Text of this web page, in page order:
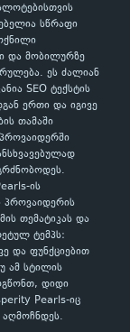
სწრაფი
და მობილურზე
ეს ძალიან
SEO ტექსტის
ერთი და იგივე
თამაში
ის
პროვაიდერის
თემატიკას და
ტემპს:
და ფუნქციებით
ამ სტილის
დიდი
Pearls-იც